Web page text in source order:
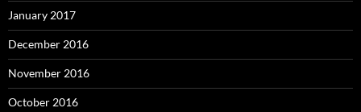
January 2017
December 2016
November 2016
October 2016